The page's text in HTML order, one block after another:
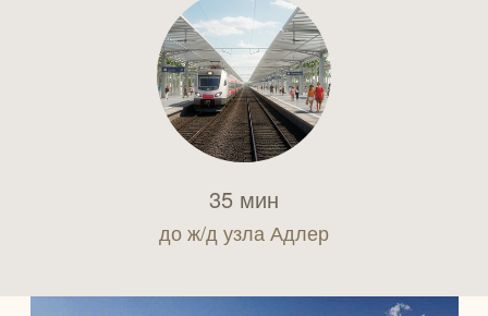
35 мин
до ж/д узла Адлер